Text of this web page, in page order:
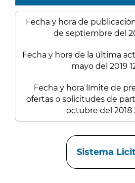
Fecha y hora de
de septiembre del
Fecha y hora de la última
mayo del 2019
Fecha y hora límite de
ofertas o solicitudes de
octubre del 2018
Sistema